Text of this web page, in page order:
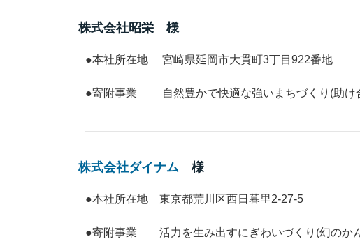
株式会社昭栄 様
●本社所在地 宮崎県延岡市大貫町3丁目922番地
●寄附事業 自然豊かで快適な強いまちづくり(助け
株式会社ダイナム 様
●本社所在地 東京都荒川区西日暮里2-27-5
●寄附事業 活力を生み出すにぎわいづくり(幻のか